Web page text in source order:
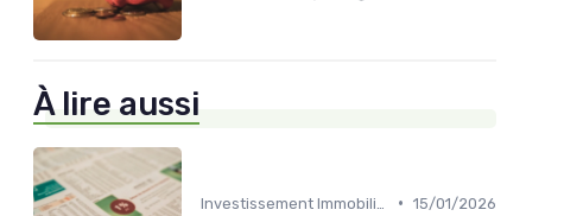
À lire aussi
• 15/01/2026